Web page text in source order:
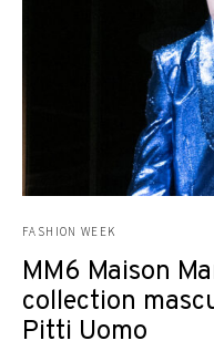
FASHION WEEK
MM6 Maison
collection
Pitti Uomo